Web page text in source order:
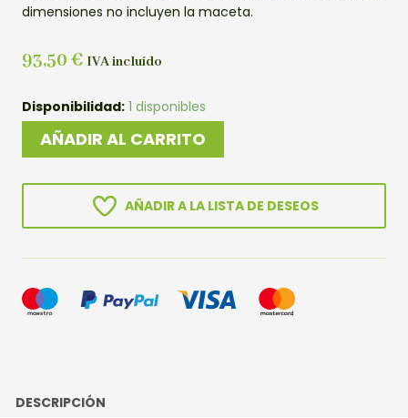
dimensiones no incluyen la maceta.
93,50 € IVA incluído
Disponibilidad: 1 disponibles
BONSAI
ZELKOVA
NIRE
AÑADIR AL CARRITO
AÑADIR A LA LISTA DE DESEOS
DESCRIPCIÓN